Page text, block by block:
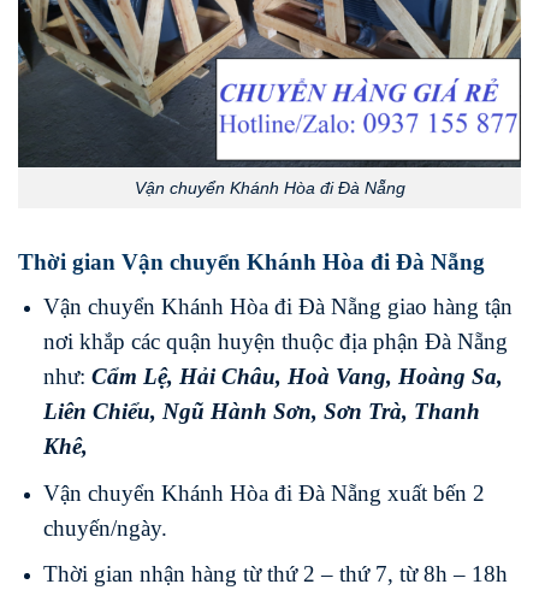
Vận chuyển Khánh Hòa đi Đà Nẵng
Thời gian Vận chuyển Khánh Hòa đi Đà Nẵng
Vận chuyển Khánh Hòa đi Đà Nẵng giao hàng tận
nơi khắp các quận huyện thuộc địa phận Đà Nẵng
như: Cẩm Lệ, Hải Châu, Hoà Vang, Hoàng Sa,
Liên Chiểu, Ngũ Hành Sơn, Sơn Trà, Thanh
Khê,
Vận chuyển Khánh Hòa đi Đà Nẵng xuất bến 2
chuyến/ngày.
Thời gian nhận hàng từ thứ 2 – thứ 7, từ 8h – 18h